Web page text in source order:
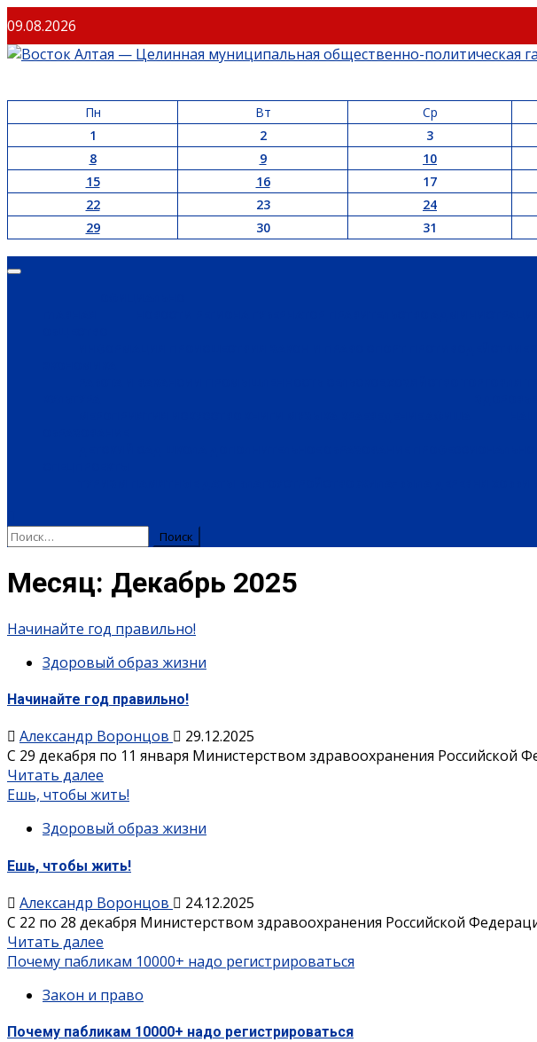
Перейти
к
содержимому
09.08.2026
Пн
Вт Ср
1
2 3
8
9 10
15
16 17
22
23 24
29
30
31
Основное
Найти:
Месяц: Декабрь 2025
Начинайте год правильно!
Здоровый образ жизни
Начинайте год правильно!
Александр Воронцов
29.12.2025
С 29 декабря по 11 января Министерством здравоохранения Российской
Читать далее
Ешь, чтобы жить!
Здоровый образ жизни
Ешь, чтобы жить!
Александр Воронцов
24.12.2025
С 22 по 28 декабря Министерством здравоохранения Российской
Читать далее
Почему пабликам 10000+ надо регистрироваться
Закон и право
Почему пабликам 10000+ надо регистрироваться